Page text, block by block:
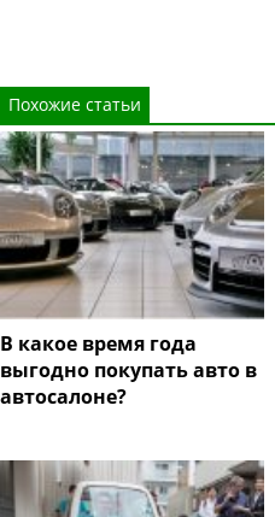
Похожие статьи
В какое время года
выгодно покупать авто в
автосалоне?